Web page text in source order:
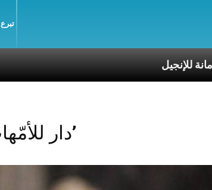
تبرع
Posts Tagged ‘دار للأمّهات العازبات’